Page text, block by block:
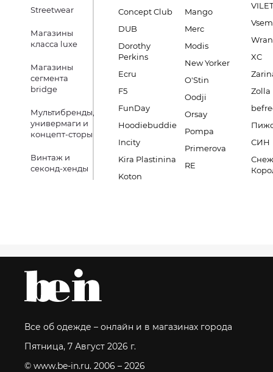
Streetwear
Магазины
класса luxe
Магазины
сегмента
bridge
Мультибренды,
универмаги и
концепт-сторы
Винтаж и
секонд-хенды
Concept Club
DUB
Dorothy
Perkins
Ecru
F5
FunDay
Hoodiebuddie
Incity
Kira Plastinina
Koton
Mango
Merc
Modis
New Yorker
O'Stin
Oodji
Orsay
Pompa
Primerova
RE
VILET
XC
Zolla
СИН
Все об одежде – онлайн и в магазинах города
Пятница, 7 Август 2026 г.
© www.be-in.ru. 2006 – 2026